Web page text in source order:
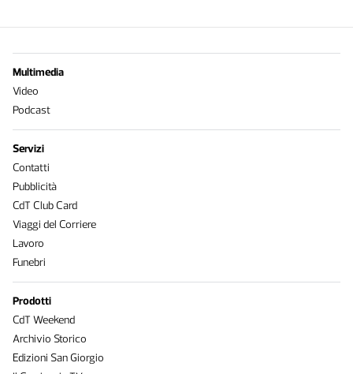
Multimedia
Video
Podcast
Servizi
Contatti
Pubblicità
CdT Club Card
Viaggi del Corriere
Lavoro
Funebri
Prodotti
CdT Weekend
Archivio Storico
Edizioni San Giorgio